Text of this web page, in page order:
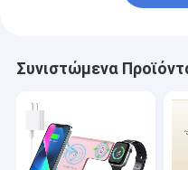
Συνιστώμενα